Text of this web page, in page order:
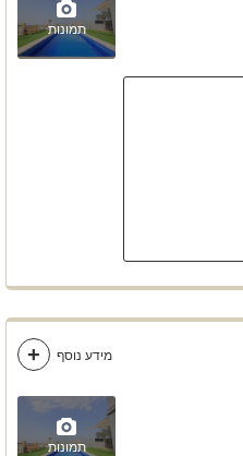
תמונות
תמונות
מידע נוסף